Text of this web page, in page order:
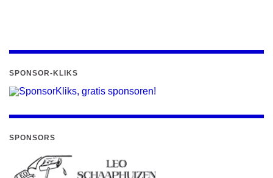
SPONSOR-KLIKS
SPONSORS